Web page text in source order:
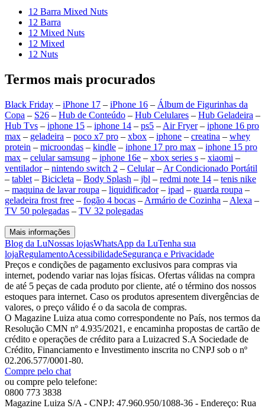
12 Barra Mixed Nuts
12 Barra
12 Mixed Nuts
12 Mixed
12 Nuts
Termos mais procurados
Black Friday – iPhone 17 – iPhone 16 – Álbum de Figurinhas da
Copa – S26 – Hub de Conteúdo – Hub Celulares – Hub Geladeira –
Hub Tvs – iphone 15 – iphone 14 – ps5 – Air Fryer– iphone 16 pro
max – geladeira – poco x7 pro – xbox – iphone – creatina – whey
protein – microondas – kindle – iphone 17 pro max – iphone 15 pro
max – celular samsung – iphone 16e – xbox series s – xiaomi –
ventilador– nintendo switch 2 – Celular– Ar Condicionado Portátil
– tablet – Bicicleta – Body Splash – jbl – redmi note 14 – tenis nike
– maquina de lavar roupa – liquidificador– ipad – guarda roupa –
geladeira frost free – fogão 4 bocas – Armário de Cozinha – Alexa –
TV 50 polegadas – TV 32 polegadas
Mais informações
Blog da LuNossas lojasWhatsApp da LuTenha sua
lojaRegulamentoAcessibilidadeSegurança e Privacidade
Preços e condições de pagamento exclusivos para compras via
internet, podendo variar nas lojas físicas. Ofertas válidas na compra
de até 5 peças de cada produto por cliente, até o término dos nossos
estoques para internet. Caso os produtos apresentem divergências de
valores, o preço válido é o da sacola de compras.
O Magazine Luiza atua como correspondente no País, nos termos da
Resolução CMN nº 4.935/2021, e encaminha propostas de cartão de
crédito e operações de crédito para a Luizacred S.A Sociedade de
Crédito, Financiamento e Investimento inscrita no CNPJ sob o nº
02.206.577/0001-80.
Compre pelo chat
ou compre pelo telefone:
0800 773 3838
Magazine Luiza S/A - CNPJ: 47.960.950/1088-36 - Endereço: Rua